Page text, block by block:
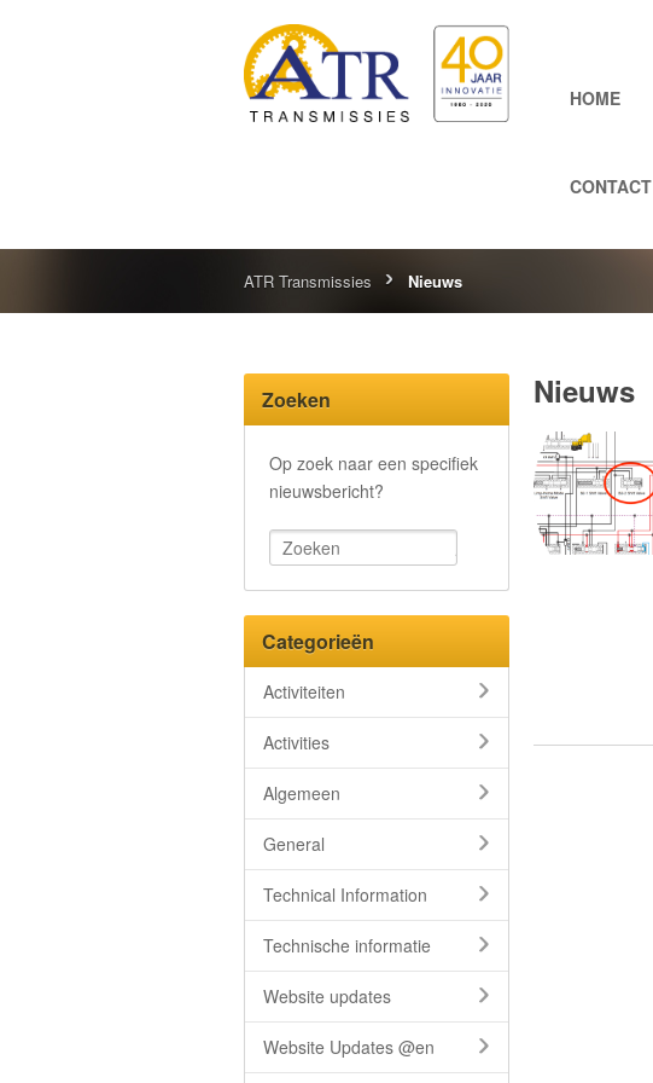
HOME
CONTACT
ATR Transmissies Nieuws
Zoeken
Op zoek naar een specifiek
nieuwsbericht?
Categorieën
Activiteiten
Activities
Algemeen
General
Technical Information
Technische informatie
Website updates
Website Updates @en
Nieuws